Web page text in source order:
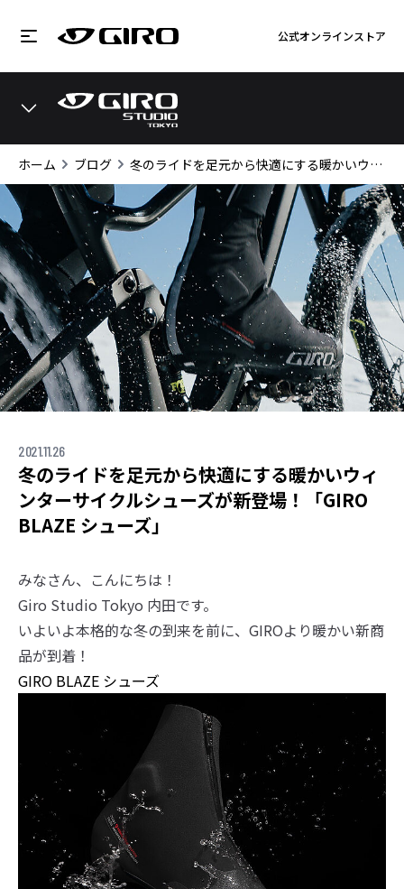
公式オンラインストア
ホーム ブログ 冬のライドを足元から快適にする暖かいウィンターサイクルシューズが新登場！「GIRO BLAZE シューズ」
2021.11.26
冬のライドを足元から快適にする暖かいウィ
ンターサイクルシューズが新登場！「GIRO
BLAZE シューズ」
みなさん、こんにちは！
Giro Studio Tokyo 内田です。
いよいよ本格的な冬の到来を前に、GIROより暖かい新商
品が到着！
GIRO BLAZE シューズ